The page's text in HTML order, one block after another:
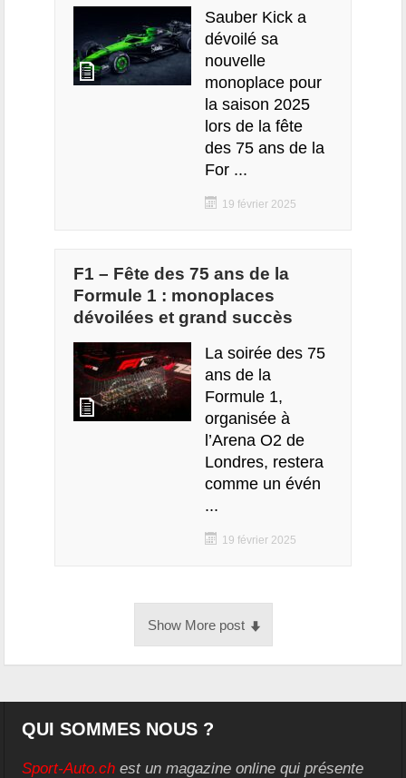
Sauber Kick a
dévoilé sa
nouvelle
monoplace pour
la saison 2025
lors de la fête
des 75 ans de la
For ...
19 février 2025
F1 – Fête des 75 ans de la
Formule 1 : monoplaces
dévoilées et grand succès
La soirée des 75
ans de la
Formule 1,
organisée à
l’Arena O2 de
Londres, restera
comme un évén
...
19 février 2025
Show More post
QUI SOMMES NOUS ?
Sport-Auto.ch est un magazine online qui présente